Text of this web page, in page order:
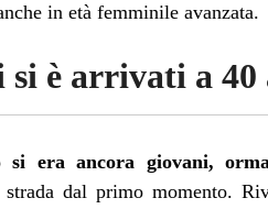
in età femminile avanzata.
si è arrivati a
era ancora giovani,
dal primo momento.